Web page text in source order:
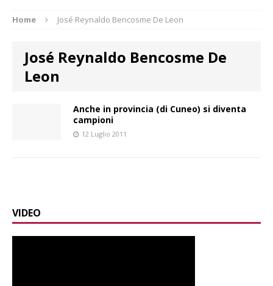
Home José Reynaldo Bencosme De Leon
José Reynaldo Bencosme De
Leon
Anche in provincia (di Cuneo) si diventa
campioni
12 Luglio 2011
VIDEO